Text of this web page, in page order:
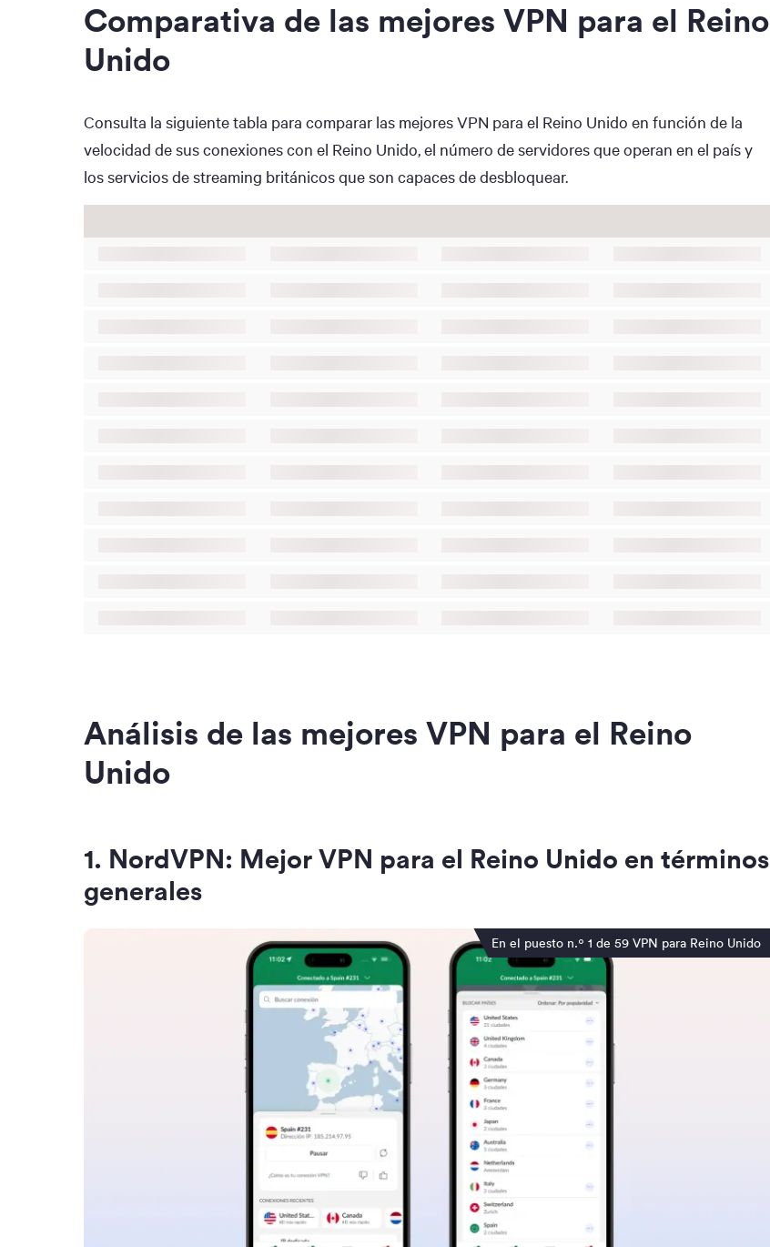
Comparativa de las mejores VPN para el Reino
Unido
Consulta la siguiente tabla para comparar las mejores VPN para el Reino Unido en función de la
velocidad de sus conexiones con el Reino Unido, el número de servidores que operan en el país y
los servicios de streaming británicos que son capaces de desbloquear.
Análisis de las mejores VPN para el Reino
Unido
1. NordVPN: Mejor VPN para el Reino Unido en términos
generales
En el puesto n.º 1 de 59 VPN para Reino Unido